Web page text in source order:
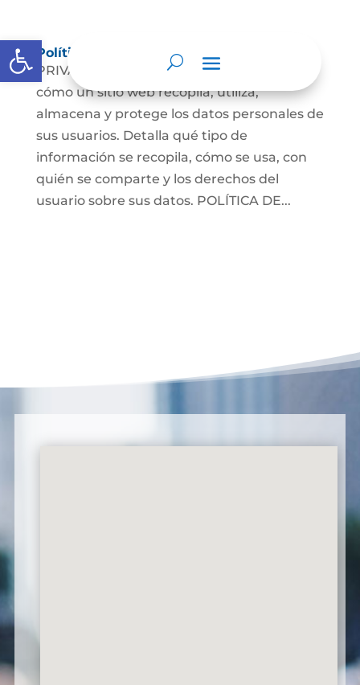
Abrir barra de herramientas
Políticas de Privacidad y Seguridad Web
PRIVACIDAD WEBDocumento que explica
cómo un sitio web recopila, utiliza,
almacena y protege los datos personales de
sus usuarios. Detalla qué tipo de
información se recopila, cómo se usa, con
quién se comparte y los derechos del
usuario sobre sus datos. POLÍTICA DE...